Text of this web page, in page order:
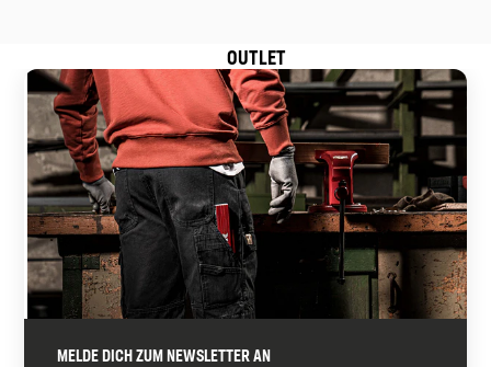
OUTLET
MELDE DICH ZUM NEWSLETTER AN